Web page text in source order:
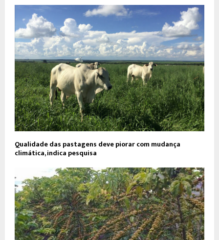
Qualidade das pastagens deve piorar com mudança
climática, indica pesquisa